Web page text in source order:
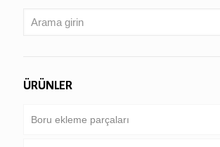
ÜRÜNLER
Boru ekleme parçaları